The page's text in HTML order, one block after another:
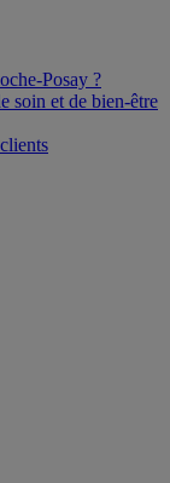
Posay ?
soin et de bien-être